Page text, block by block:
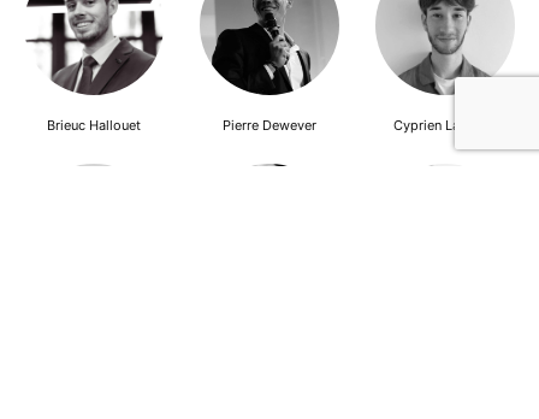
Brieuc Hallouet Pierre Dewever Cyprien Lambert